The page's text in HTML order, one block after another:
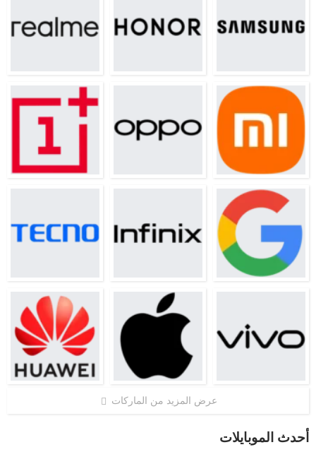
عرض المزيد من الماركات
أحدث الموبايلات